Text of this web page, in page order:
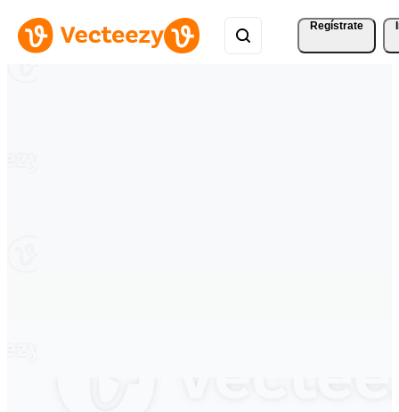
Regístrate